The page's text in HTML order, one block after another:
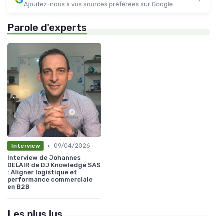
Ajoutez-nous à vos sources préférées sur Google
Parole d'experts
Interview • 09/04/2026
Interview de Johannes
DELAIR de DJ Knowledge SAS
: Aligner logistique et
performance commerciale
en B2B